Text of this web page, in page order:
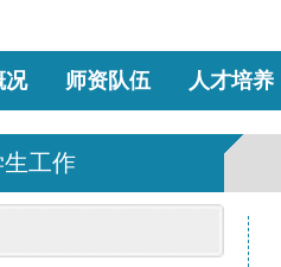
况 师资队伍 人才培养
生工作